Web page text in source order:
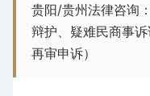
贵阳/贵州法律咨询
辩护、疑难民商事
再审申诉）